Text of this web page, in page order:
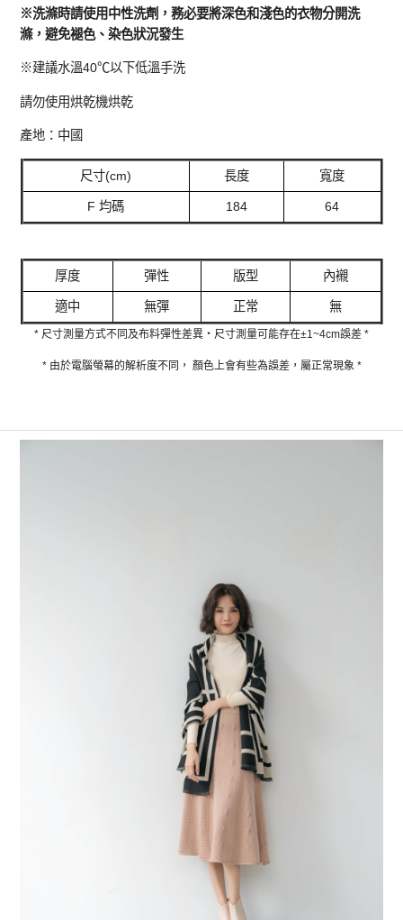
※洗滌時請使用中性洗劑，務必要將深色和淺色的衣物分開洗
滌，避免褪色、染色狀況發生
※建議水溫40℃以下低溫手洗
請勿使用烘乾機烘乾
產地：中國
尺寸(cm) 長度 寬度
F 均碼 184 64
厚度 彈性 版型 內襯
適中 無彈 正常 無
* 尺寸測量方式不同及布料彈性差異‧尺寸測量可能存在±1~4cm誤差 *
* 由於電腦螢幕的解析度不同， 顏色上會有些為誤差，屬正常現象 *